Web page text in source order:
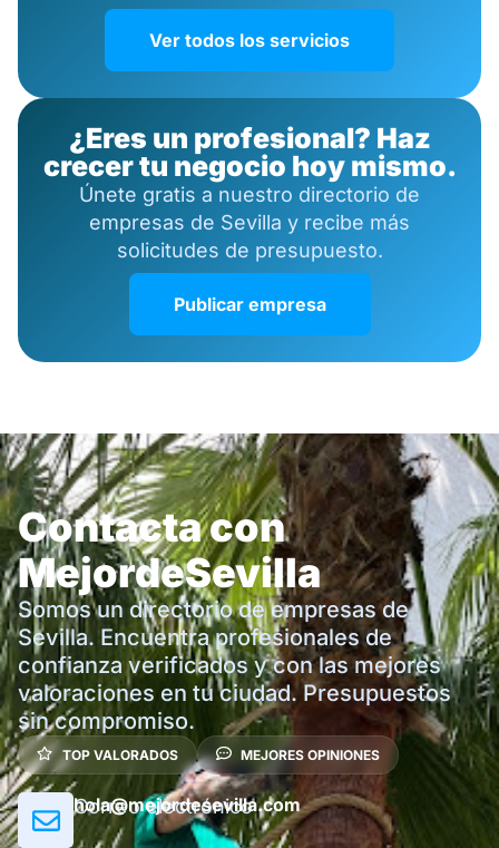
Ver todos los servicios
¿Eres un profesional? Haz
crecer tu negocio hoy mismo.
Únete gratis a nuestro directorio de
empresas de Sevilla y recibe más
solicitudes de presupuesto.
Publicar empresa
Contacta con
MejordeSevilla
Somos un directorio de empresas de
Sevilla. Encuentra profesionales de
confianza verificados y con las mejores
valoraciones en tu ciudad. Presupuestos
sin compromiso.
TOP VALORADOS MEJORES OPINIONES
Correo electrónico
hola@mejordesevilla.com